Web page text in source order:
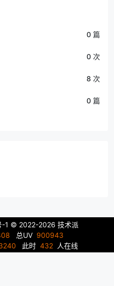
0 篇
0 次
8 次
0 篇
1 © 2022-2026 技术派
总UV 900943
此时 432人在线